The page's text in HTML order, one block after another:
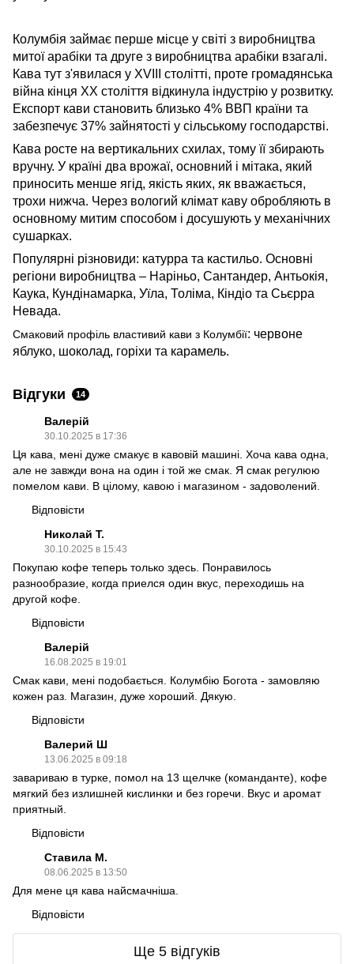
Колумбія займає перше місце у світі з виробництва
митої арабіки та друге з виробництва арабіки взагалі.
Кава тут з'явилася у XVIII столітті, проте громадянська
війна кінця XX століття відкинула індустрію у розвитку.
Експорт кави становить близько 4% ВВП країни та
забезпечує 37% зайнятості у сільському господарстві.
Кава росте на вертикальних схилах, тому її збирають
вручну. У країні два врожаї, основний і мітака, який
приносить менше ягід, якість яких, як вважається,
трохи нижча. Через вологий клімат каву обробляють в
основному митим способом і досушують у механічних
сушарках.
Популярні різновиди: катурра та кастильо. Основні
регіони виробництва – Наріньо, Сантандер, Антьокія,
Каука, Кундінамарка, Уїла, Толіма, Кіндіо та Сьєрра
Невада.
Смаковий профіль властивий кави з Колумбії: червоне
яблуко, шоколад, горіхи та карамель.
Відгуки 14
Валерій
30.10.2025 в 17:36
Ця кава, мені дуже смакує в кавовій машині. Хоча кава одна,
але не завжди вона на один і той же смак. Я смак регулюю
помелом кави. В цілому, кавою і магазином - задоволений.
Відповісти
Николай Т.
30.10.2025 в 15:43
Покупаю кофе теперь только здесь. Понравилось
разнообразие, когда приелся один вкус, переходишь на
другой кофе.
Відповісти
Валерій
16.08.2025 в 19:01
Смак кави, мені подобається. Колумбію Богота - замовляю
кожен раз. Магазин, дуже хороший. Дякую.
Відповісти
Валерий Ш
13.06.2025 в 09:18
завариваю в турке, помол на 13 щелчке (команданте), кофе
мягкий без излишней кислинки и без горечи. Вкус и аромат
приятный.
Відповісти
Ставила М.
08.06.2025 в 13:50
Для мене ця кава найсмачніша.
Відповісти
Ще 5 відгуків